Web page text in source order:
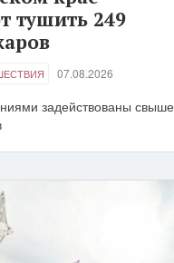
тушить 249
07.08.2026
задействованы свыше